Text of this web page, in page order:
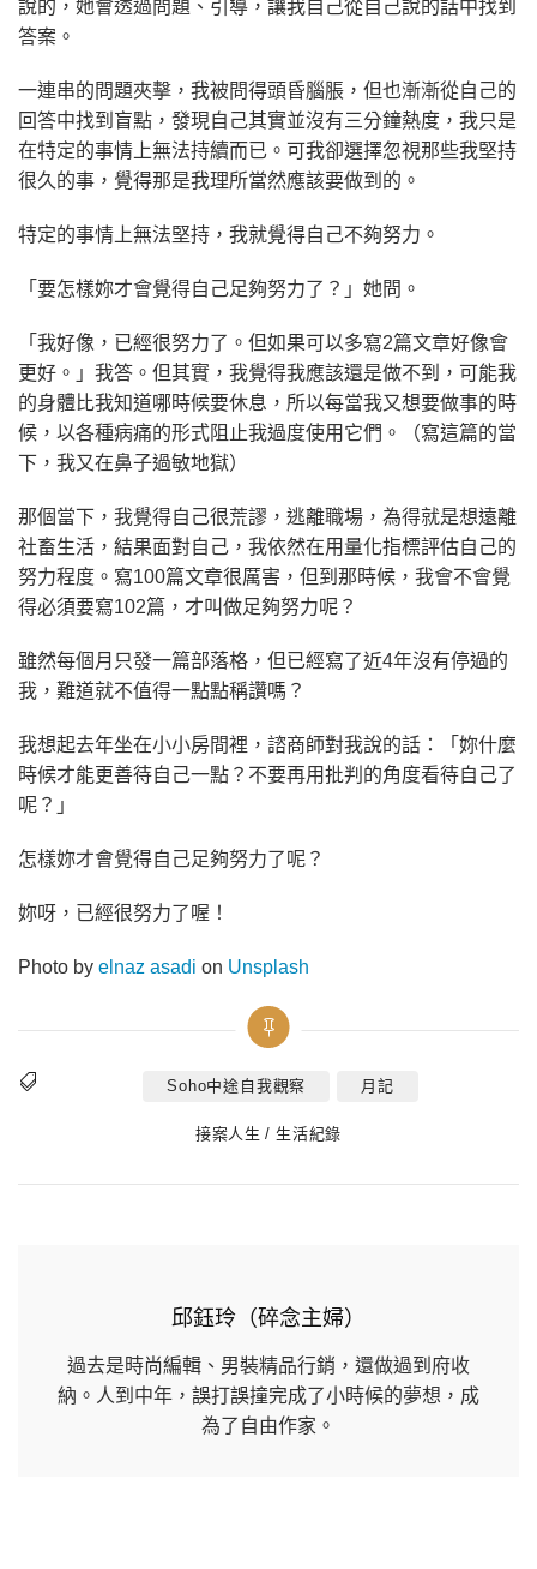
說的，她會透過問題、引導，讓我自己從自己說的話中找到
答案。
一連串的問題夾擊，我被問得頭昏腦脹，但也漸漸從自己的
回答中找到盲點，發現自己其實並沒有三分鐘熱度，我只是
在特定的事情上無法持續而已。可我卻選擇忽視那些我堅持
很久的事，覺得那是我理所當然應該要做到的。
特定的事情上無法堅持，我就覺得自己不夠努力。
「要怎樣妳才會覺得自己足夠努力了？」她問。
「我好像，已經很努力了。但如果可以多寫2篇文章好像會
更好。」我答。但其實，我覺得我應該還是做不到，可能我
的身體比我知道哪時候要休息，所以每當我又想要做事的時
候，以各種病痛的形式阻止我過度使用它們。（寫這篇的當
下，我又在鼻子過敏地獄）
那個當下，我覺得自己很荒謬，逃離職場，為得就是想遠離
社畜生活，結果面對自己，我依然在用量化指標評估自己的
努力程度。寫100篇文章很厲害，但到那時候，我會不會覺
得必須要寫102篇，才叫做足夠努力呢？
雖然每個月只發一篇部落格，但已經寫了近4年沒有停過的
我，難道就不值得一點點稱讚嗎？
我想起去年坐在小小房間裡，諮商師對我說的話：「妳什麼
時候才能更善待自己一點？不要再用批判的角度看待自己了
呢？」
怎樣妳才會覺得自己足夠努力了呢？
妳呀，已經很努力了喔！
Photo by elnaz asadi on Unsplash
Tags
Soho中途自我觀察 月記
Categories
接案人生 生活紀錄
邱鈺玲（碎念主婦）
過去是時尚編輯、男裝精品行銷，還做過到府收
納。人到中年，誤打誤撞完成了小時候的夢想，成
為了自由作家。